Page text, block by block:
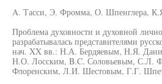
A. Тасси, Э. Фромма, О. Шпенглера,
Проблема духовности и духовной
разрабатывалась представителями
нач. XX вв.: Н.А. Бердяевым, Н.Я.
Н.О. Лосским, B.C. Соловьевым, С.Л.
Флоренским, Л.И. Шестовым, Г.Г.